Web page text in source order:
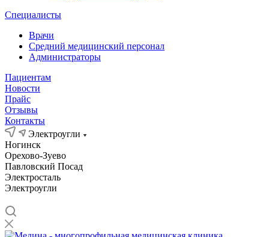
Специалисты
Врачи
Средний медицинский персонал
Администраторы
Пациентам
Новости
Прайс
Отзывы
Контакты
Электроугли
Ногинск
Орехово-Зуево
Павловский Посад
Электросталь
Электроугли